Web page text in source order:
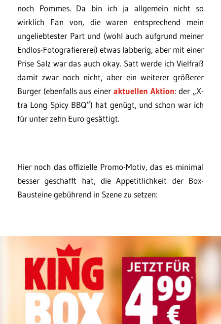
noch Pommes. Da bin ich ja allgemein nicht so
wirklich Fan von, die waren entsprechend mein
ungeliebtester Part und (wohl auch aufgrund meiner
Endlos-Fotografiererei) etwas labberig, aber mit einer
Prise Salz war das auch okay. Satt werde ich Vielfraß
damit zwar noch nicht, aber ein weiterer größerer
Burger (ebenfalls aus einer aktuellen Aktion: der „X-
tra Long Spicy BBQ“) hat genügt, und schon war ich
für unter zehn Euro gesättigt.
Hier noch das offizielle Promo-Motiv, das es minimal
besser geschafft hat, die Appetitlichkeit der Box-
Bausteine gebührend in Szene zu setzen: